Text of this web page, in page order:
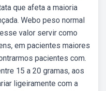
que afeta a maioria
Webo peso normal
valor servir como
em pacientes maiores
pacientes com.
15 a 20 gramas, aos
ligeiramente com a